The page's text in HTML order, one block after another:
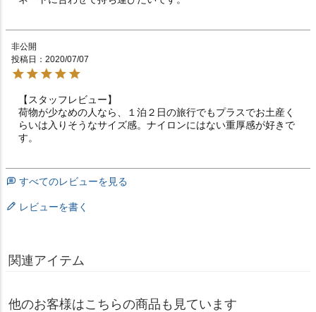
非公開
投稿日
2020/07/07
【スタッフレビュー】
荷物が少なめの人なら、１泊２日の旅行でもプラスでお土産く
らいは入りそうなサイズ感。ナイロンにはない重厚感が好きで
す。
すべてのレビューを見る
レビューを書く
関連アイテム
他のお客様はこちらの商品も見ています